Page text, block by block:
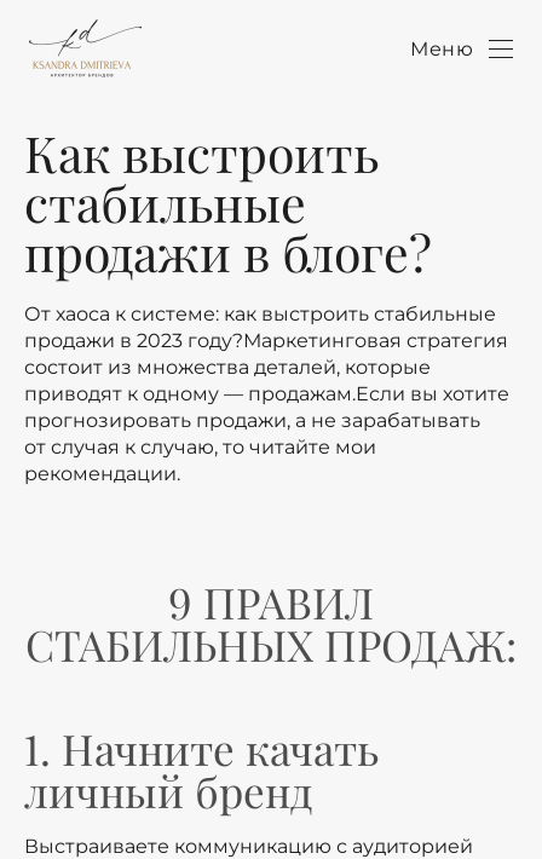
Меню
Как выстроить
стабильные
продажи в блоге?
От хаоса к системе: как выстроить стабильные
продажи в 2023 году?Маркетинговая стратегия
состоит из множества деталей, которые
приводят к одному — продажам.Если вы хотите
прогнозировать продажи, а не зарабатывать
от случая к случаю, то читайте мои
рекомендации.
9 ПРАВИЛ
СТАБИЛЬНЫХ ПРОДАЖ:
1. Начните качать
личный бренд
Выстраиваете коммуникацию с аудиторией